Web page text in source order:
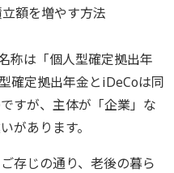
額を増やす方法
称は「個人型確定拠出年
確定拠出年金とiDeCoは同
すが、主体が「企業」な
があります。
存じの通り、老後の暮ら